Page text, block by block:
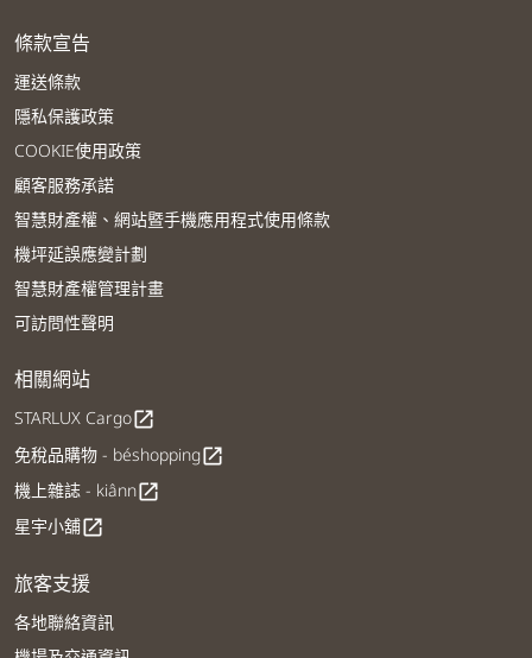
條款宣告
運送條款
隱私保護政策
COOKIE使用政策
顧客服務承諾
智慧財產權、網站暨手機應用程式使用條款
機坪延誤應變計劃
智慧財產權管理計畫
可訪問性聲明
相關網站
STARLUX Cargoopen_in_new
免稅品購物 - béshoppingopen_in_new
機上雜誌 - kiânnopen_in_new
星宇小舖open_in_new
旅客支援
各地聯絡資訊